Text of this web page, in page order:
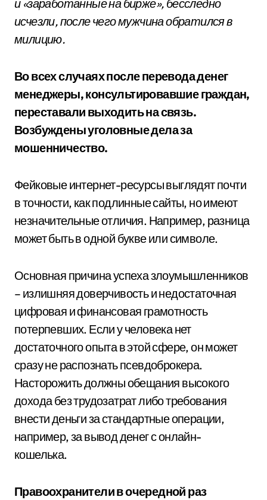
и «заработанные на бирже», бесследно
исчезли, после чего мужчина обратился в
милицию.
Во всех случаях после перевода денег
менеджеры, консультировавшие граждан,
переставали выходить на связь.
Возбуждены уголовные дела за
мошенничество.
Фейковые интернет-ресурсы выглядят почти
в точности, как подлинные сайты, но имеют
незначительные отличия. Например, разница
может быть в одной букве или символе.
Основная причина успеха злоумышленников
– излишняя доверчивость и недостаточная
цифровая и финансовая грамотность
потерпевших. Если у человека нет
достаточного опыта в этой сфере, он может
сразу не распознать псевдоброкера.
Насторожить должны обещания высокого
дохода без трудозатрат либо требования
внести деньги за стандартные операции,
например, за вывод денег с онлайн-
кошелька.
Правоохранители в очередной раз